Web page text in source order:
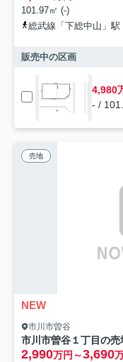
101.97㎡ (-)
総武線「下総中山」駅
販売中の区画
4,980
- /
売地
NEW
市川市曽谷
市川市曽谷１丁目の売
2,990万円～3,690